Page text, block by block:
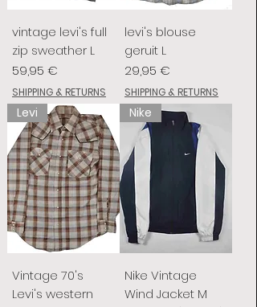
vintage levi's full
zip sweather L
Prix
59,95 €
SHIPPING & RETURNS
levi's blouse
geruit L
Prix
29,95 €
SHIPPING & RETURNS
Levi
Vintage 70's
Levi's western
Nike
Nike Vintage
Wind Jacket M